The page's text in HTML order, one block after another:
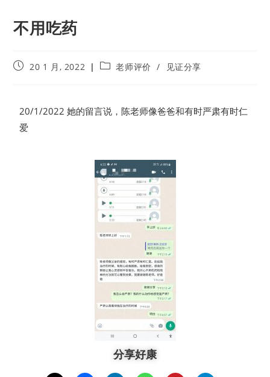
不用吃药
20 1 月, 2022 老师评价 / 见证分享
20/1/2022 她的留言说，陈老师像爸爸和有时严肃有时仁
爱
分享好康